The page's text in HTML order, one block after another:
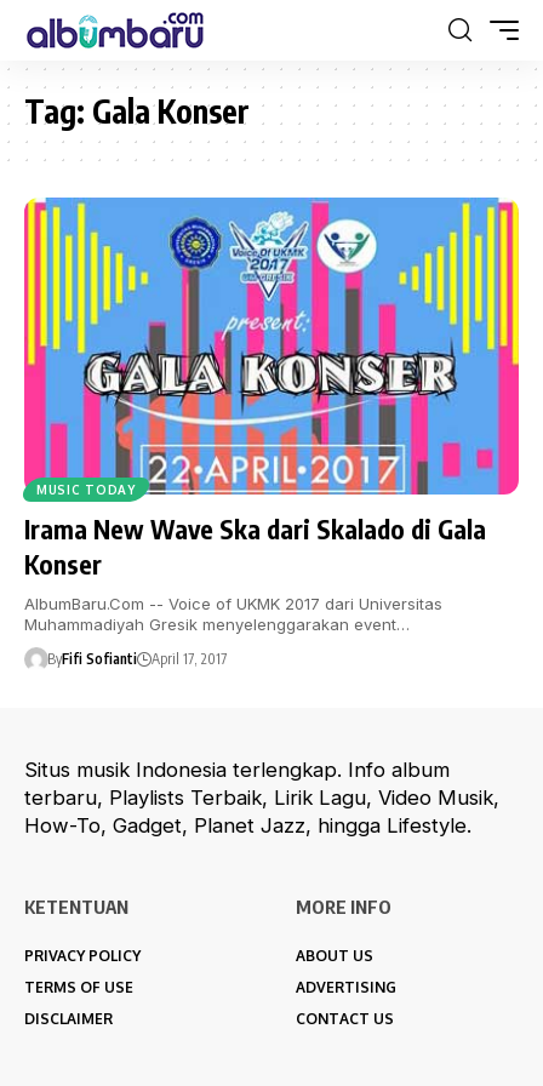
Tag: Gala Konser
MUSIC TODAY
Irama New Wave Ska dari Skalado di Gala
Konser
AlbumBaru.Com -- Voice of UKMK 2017 dari Universitas
Muhammadiyah Gresik menyelenggarakan event…
ByFifi Sofianti April 17, 2017
Situs musik Indonesia terlengkap. Info album
terbaru, Playlists Terbaik, Lirik Lagu, Video Musik,
How-To, Gadget, Planet Jazz, hingga Lifestyle.
KETENTUAN
PRIVACY POLICY
TERMS OF USE
DISCLAIMER
MORE INFO
ABOUT US
ADVERTISING
CONTACT US